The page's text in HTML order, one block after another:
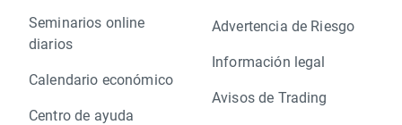
Seminarios online
diarios
Calendario económico
Centro de ayuda
Advertencia de Riesgo
Información legal
Avisos de Trading